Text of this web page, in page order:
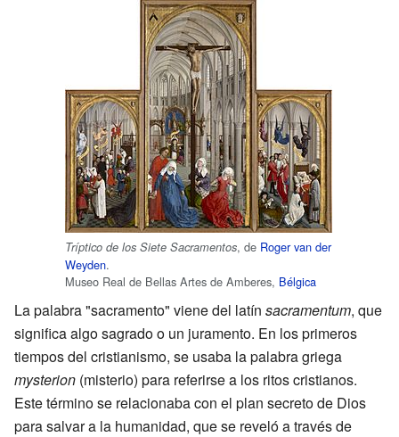
Tríptico de los Siete Sacramentos, de Roger van der
Weyden.
Museo Real de Bellas Artes de Amberes, Bélgica
La palabra "sacramento" viene del latín sacramentum, que
significa algo sagrado o un juramento. En los primeros
tiempos del cristianismo, se usaba la palabra griega
mysterion (misterio) para referirse a los ritos cristianos.
Este término se relacionaba con el plan secreto de Dios
para salvar a la humanidad, que se reveló a través de